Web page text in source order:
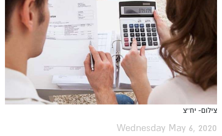
צילום- יח''צ
Wednesday May 6, 2020